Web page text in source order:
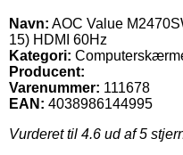
Navn: AOC Value
15) HDMI 60Hz
Kategori:
Producent:
Varenummer: 111678
EAN: 4038986144995
Vurderet til 4.6 ud af 5